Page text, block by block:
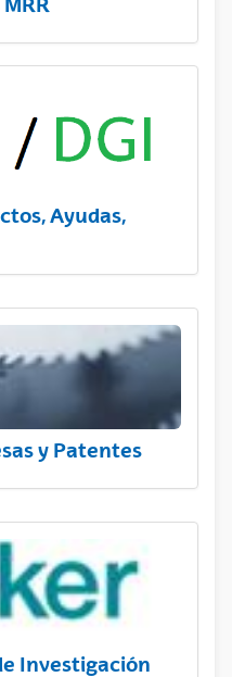
Ayudas,
y Patentes
Investigación